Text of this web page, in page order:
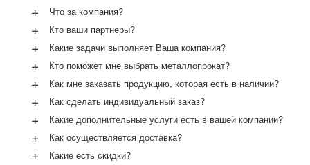
+ Что за компания?
+ Кто ваши партнеры?
+ Какие задачи выполняет Ваша компания?
+ Кто поможет мне выбрать металлопрокат?
+ Как мне заказать продукцию, которая есть в наличии?
+ Как сделать индивидуальный заказ?
+ Какие дополнительные услуги есть в вашей компании?
+ Как осуществляется доставка?
+ Какие есть скидки?